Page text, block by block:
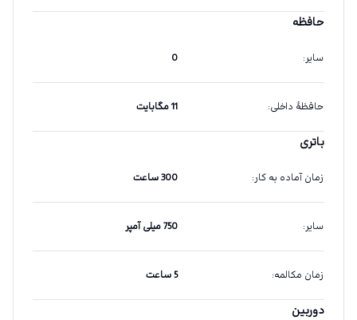
حافظه
سایر:
0
حافظهٔ داخلی: 11 مگابایت
باتری
زمان آماده به کار: 300 ساعت
سایر: 750 میلی آمپر
زمان مکالمه: 5 ساعت
دوربین